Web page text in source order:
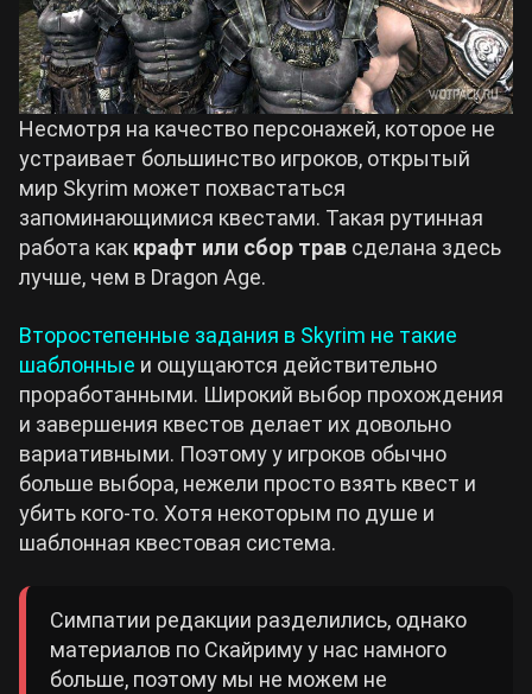
Несмотря на качество персонажей, которое не
устраивает большинство игроков, открытый
мир Skyrim может похвастаться
запоминающимися квестами. Такая рутинная
работа как крафт или сбор трав сделана здесь
лучше, чем в Dragon Age.
Второстепенные задания в Skyrim не такие
шаблонные и ощущаются действительно
проработанными. Широкий выбор прохождения
и завершения квестов делает их довольно
вариативными. Поэтому у игроков обычно
больше выбора, нежели просто взять квест и
убить кого-то. Хотя некоторым по душе и
шаблонная квестовая система.
Симпатии редакции разделились, однако
материалов по Скайриму у нас намного
больше, поэтому мы не можем не